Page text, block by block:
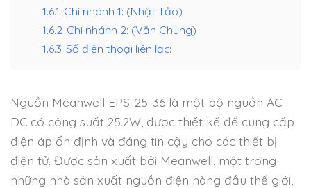
1.6.1 Chi nhánh 1: (Nhật Tảo)
1.6.2 Chi nhánh 2: (Văn Chung)
1.6.3 Số điện thoại liên lạc:
Nguồn Meanwell EPS-25-36 là một bộ nguồn AC-
DC có công suất 25.2W, được thiết kế để cung cấp
điện áp ổn định và đáng tin cậy cho các thiết bị
điện tử. Được sản xuất bởi Meanwell, một trong
những nhà sản xuất nguồn điện hàng đầu thế giới,